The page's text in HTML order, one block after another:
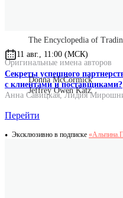
The Encyclopedia of
Оригинальные имена авторов
Donna McCormick
Jeffrey Owen Katz
11 авг., 11:00 (МСК)
Секреты успешного
с клиентами и поставщиками?
Анна Савицкая,Лидия
Перейти
Эксклюзивно в подписке